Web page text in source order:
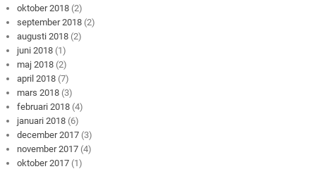
oktober 2018 (2)
september 2018 (2)
augusti 2018 (2)
juni 2018 (1)
maj 2018 (2)
april 2018 (7)
mars 2018 (3)
februari 2018 (4)
januari 2018 (6)
december 2017 (3)
november 2017 (4)
oktober 2017 (1)